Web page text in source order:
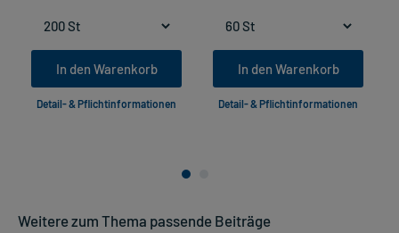
In den Warenkorb
Detail- & Pflichtinformationen
In den Warenkorb
Detail- & Pflichtinformationen
Weitere zum Thema passende Beiträge